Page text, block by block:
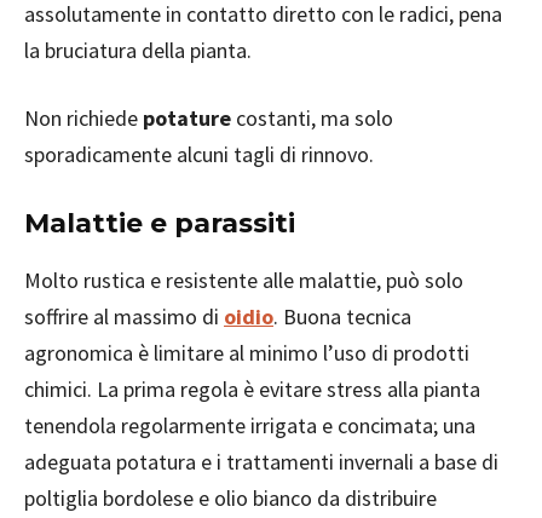
assolutamente in contatto diretto con le radici, pena
la bruciatura della pianta.
Non richiede potature costanti, ma solo
sporadicamente alcuni tagli di rinnovo.
Malattie e parassiti
Molto rustica e resistente alle malattie, può solo
soffrire al massimo di oidio. Buona tecnica
agronomica è limitare al minimo l’uso di prodotti
chimici. La prima regola è evitare stress alla pianta
tenendola regolarmente irrigata e concimata; una
adeguata potatura e i trattamenti invernali a base di
poltiglia bordolese e olio bianco da distribuire